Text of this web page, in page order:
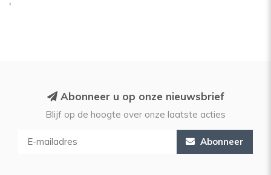
'
Abonneer u op onze nieuwsbrief
Blijf op de hoogte over onze laatste acties
Abonneer